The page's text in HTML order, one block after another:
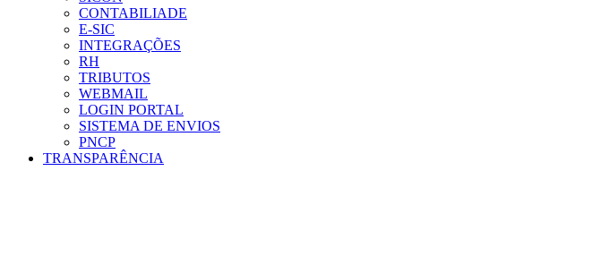
CONTABILIADE
E-SIC
INTEGRAÇÕES
RH
TRIBUTOS
WEBMAIL
LOGIN PORTAL
SISTEMA DE ENVIOS
PNCP
TRANSPARÊNCIA